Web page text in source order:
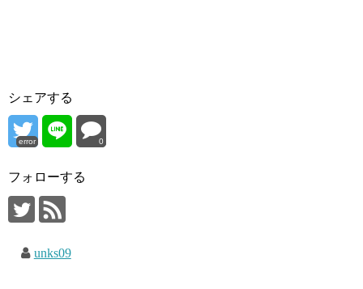
シェアする
error 0
フォローする
unks09